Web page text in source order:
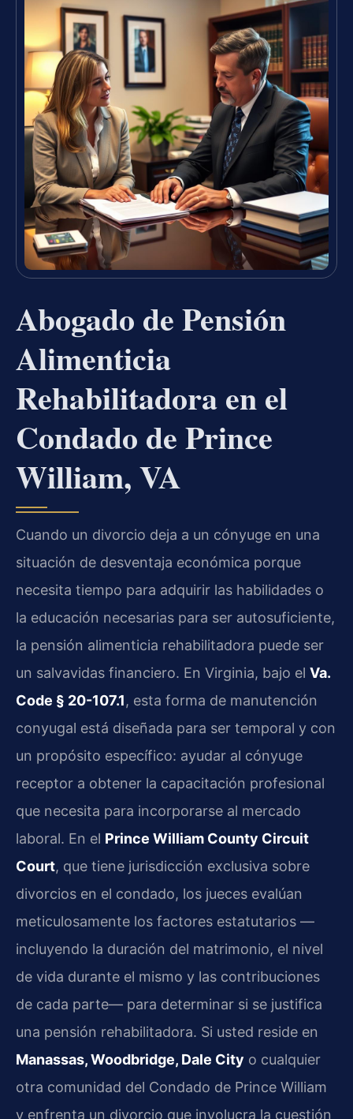
Abogado de Pensión
Alimenticia
Rehabilitadora en el
Condado de Prince
William, VA
Cuando un divorcio deja a un cónyuge en una
situación de desventaja económica porque
necesita tiempo para adquirir las habilidades o
la educación necesarias para ser autosuficiente,
la pensión alimenticia rehabilitadora puede ser
un salvavidas financiero. En Virginia, bajo el Va.
Code § 20-107.1, esta forma de manutención
conyugal está diseñada para ser temporal y con
un propósito específico: ayudar al cónyuge
receptor a obtener la capacitación profesional
que necesita para incorporarse al mercado
laboral. En el Prince William County Circuit
Court, que tiene jurisdicción exclusiva sobre
divorcios en el condado, los jueces evalúan
meticulosamente los factores estatutarios —
incluyendo la duración del matrimonio, el nivel
de vida durante el mismo y las contribuciones
de cada parte— para determinar si se justifica
una pensión rehabilitadora. Si usted reside en
Manassas, Woodbridge, Dale City o cualquier
otra comunidad del Condado de Prince William
y enfrenta un divorcio que involucra la cuestión